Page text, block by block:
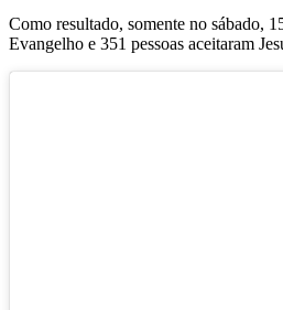
Como resultado, somente no sábado,
Evangelho e 351 pessoas aceitaram